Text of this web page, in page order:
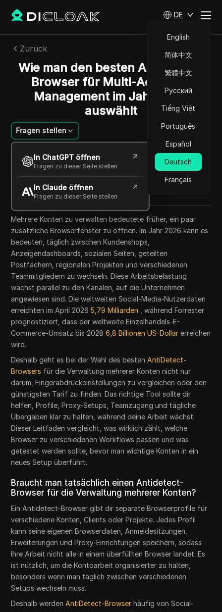
DE
English
简体中文
繁體中文
Русский
Tiếng Việt
Português
Español
Deutsch
Français
Zurück
Wie man den besten Antidetect-
Browser für Multi-Account-
Management im Jahr 2026
auswählt
Fragen stellen
In ChatGPT öffnen
Fragen zu dieser Seite stellen
In Claude öffnen
Fragen zu dieser Seite stellen
Lin Zifeng
03 Juli 2026 7 min lesen
Copy Link
Mehrere Konten zu verwalten bedeutete früher, ein paar
zusätzliche Browserfenster zu öffnen. Im Jahr 2026 kann es
bedeuten, täglich zwischen Kundenshops,
Anzeigendashboards, sozialen Seiten, geteilten
Postfächern, regionalen Projekten und verschiedenen
Teammitgliedern zu wechseln. Diese Arbeitsbelastung
wächst parallel zu den Kanälen, auf die Unternehmen
angewiesen sind. Die weltweiten Social-Media-Nutzerdaten
erreichten im April 20265,79 Milliarden , während Forrester
prognostiziert, dass der weltweite Einzelhandels-E-
Commerce-Umsatz bis 20286,8 Billionen US-Dollar erreichen
wird.
Deshalb geht es bei der Wahl des bestenAntiDetect-
Browsers für die Verwaltung mehrerer Konten nicht nur
darum, Fingerabdruckeinstellungen zu vergleichen oder den
günstigsten Tarif zu finden. Das richtige Tool sollte dir
helfen, Profile, Proxy-Setups, Teamzugang und tägliche
Übergaben klar zu halten, während deine Arbeit wächst.
Dieser Leitfaden vergleicht, was wirklich zählt, welche
Browser zu verschiedenen Workflows passen und was
getestet werden sollte, bevor man wichtige Konten in ein
neues Setup überführt.
Braucht man tatsächlich einen Antidetect-
Browser für die Verwaltung mehrerer Konten?
Ein Antidetect-Browser gibt dir separate Browserprofile für
verschiedene Konten, Clients oder Projekte. Jedes Profil
kann seine eigenen Browserdaten, Anmeldesitzungen,
Erweiterungen und Proxy-Einrichtungen speichern, sodass
Ihre Arbeit nicht alle in einem überfüllten Browser landet. Es
ist nützlich, um die Kontoarbeit organisierter zu halten,
besonders wenn man täglich zwischen verschiedenen
Setups wechseln muss.
Deshalb werdenAntiDetect-Browser häufig von Social-